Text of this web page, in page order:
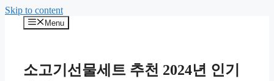
Skip to content
Menu
소고기선물세트 추천 2024년 인기